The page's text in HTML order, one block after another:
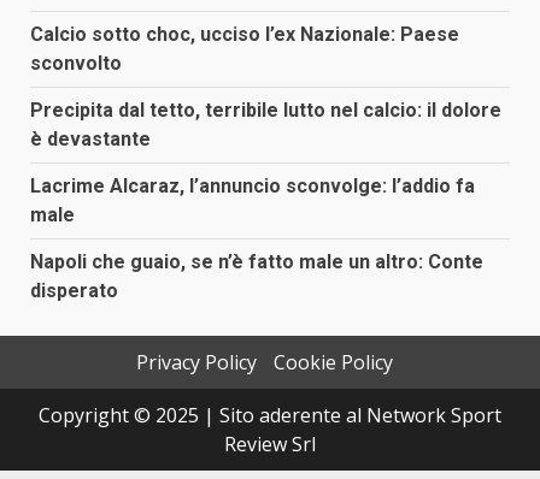
Calcio sotto choc, ucciso l’ex Nazionale: Paese
sconvolto
Precipita dal tetto, terribile lutto nel calcio: il dolore
è devastante
Lacrime Alcaraz, l’annuncio sconvolge: l’addio fa
male
Napoli che guaio, se n’è fatto male un altro: Conte
disperato
Privacy Policy
Cookie Policy
Copyright © 2025 | Sito aderente al Network Sport
Review Srl